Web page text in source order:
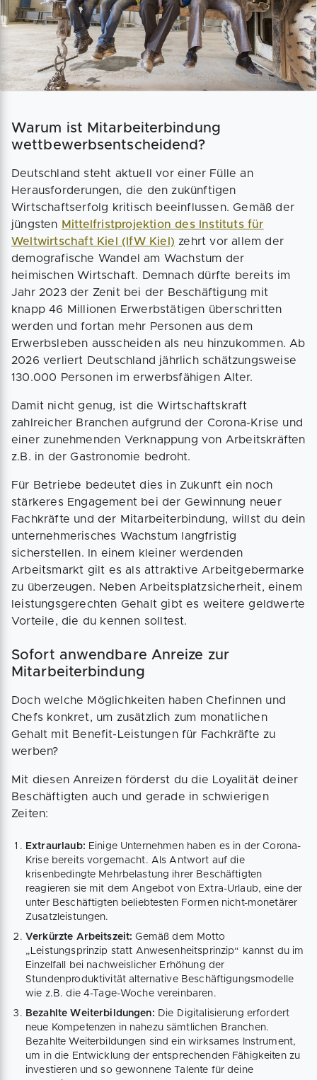
Warum ist Mitarbeiterbindung
wettbewerbsentscheidend?
Deutschland steht aktuell vor einer Fülle an
Herausforderungen, die den zukünftigen
Wirtschaftserfolg kritisch beeinflussen. Gemäß der
jüngsten Mittelfristprojektion des Instituts für
Weltwirtschaft Kiel (IfW Kiel) zehrt vor allem der
demografische Wandel am Wachstum der
heimischen Wirtschaft. Demnach dürfte bereits im
Jahr 2023 der Zenit bei der Beschäftigung mit
knapp 46 Millionen Erwerbstätigen überschritten
werden und fortan mehr Personen aus dem
Erwerbsleben ausscheiden als neu hinzukommen. Ab
2026 verliert Deutschland jährlich schätzungsweise
130.000 Personen im erwerbsfähigen Alter.
Damit nicht genug, ist die Wirtschaftskraft
zahlreicher Branchen aufgrund der Corona-Krise und
einer zunehmenden Verknappung von Arbeitskräften
z.B. in der Gastronomie bedroht.
Für Betriebe bedeutet dies in Zukunft ein noch
stärkeres Engagement bei der Gewinnung neuer
Fachkräfte und der Mitarbeiterbindung, willst du dein
unternehmerisches Wachstum langfristig
sicherstellen. In einem kleiner werdenden
Arbeitsmarkt gilt es als attraktive Arbeitgebermarke
zu überzeugen. Neben Arbeitsplatzsicherheit, einem
leistungsgerechten Gehalt gibt es weitere geldwerte
Vorteile, die du kennen solltest.
Sofort anwendbare Anreize zur
Mitarbeiterbindung
Doch welche Möglichkeiten haben Chefinnen und
Chefs konkret, um zusätzlich zum monatlichen
Gehalt mit Benefit-Leistungen für Fachkräfte zu
werben?
Mit diesen Anreizen förderst du die Loyalität deiner
Beschäftigten auch und gerade in schwierigen
Zeiten:
Extraurlaub: Einige Unternehmen haben es in der Corona-
Krise bereits vorgemacht. Als Antwort auf die
krisenbedingte Mehrbelastung ihrer Beschäftigten
reagieren sie mit dem Angebot von Extra-Urlaub, eine der
unter Beschäftigten beliebtesten Formen nicht-monetärer
Zusatzleistungen.
Verkürzte Arbeitszeit:Gemäß dem Motto
„Leistungsprinzip statt Anwesenheitsprinzip“ kannst du im
Einzelfall bei nachweislicher Erhöhung der
Stundenproduktivität alternative Beschäftigungsmodelle
wie z.B. die 4-Tage-Woche vereinbaren.
Bezahlte Weiterbildungen: Die Digitalisierung erfordert
neue Kompetenzen in nahezu sämtlichen Branchen.
Bezahlte Weiterbildungen sind ein wirksames Instrument,
um in die Entwicklung der entsprechenden Fähigkeiten zu
investieren und so gewonnene Talente für deine